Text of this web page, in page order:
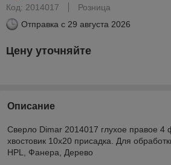
Код: 2014017
Розница
Отправка с 29 августа 2026
Цену уточняйте
Описание
Сверло Dimar 2014017 глухое правое 4
хвостовик 10x20 присадка. Для
HPL, Фанера, Дерево